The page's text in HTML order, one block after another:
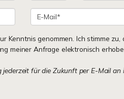
Kenntnis genommen. Ich stimme zu,
meiner Anfrage elektronisch
jederzeit für die Zukunft per E-Mail an